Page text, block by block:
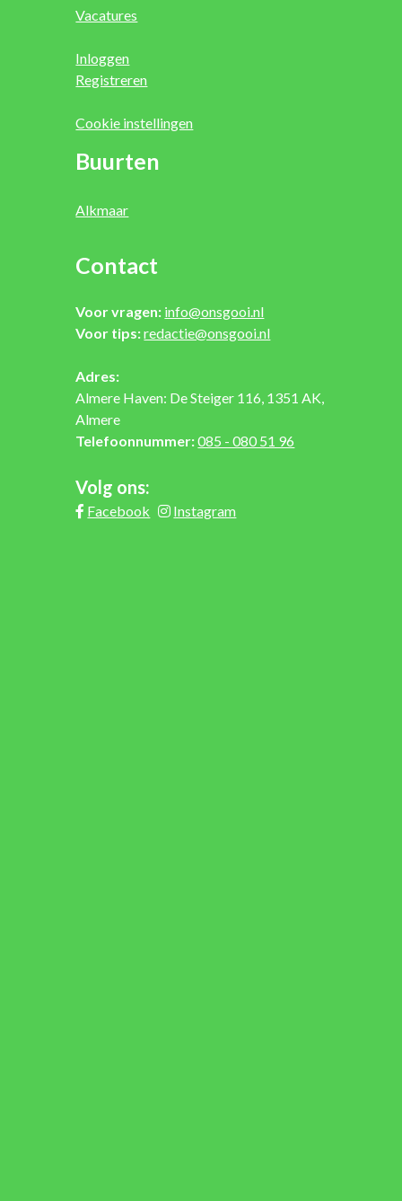
Vacatures
Inloggen
Registreren
Cookie instellingen
Buurten
Alkmaar
Contact
Voor vragen: info@onsgooi.nl
Voor tips:redactie@onsgooi.nl
Adres:
Almere Haven: De Steiger 116, 1351 AK,
Almere
Telefoonnummer:085 - 080 51 96
Volg ons:
Facebook Instagram